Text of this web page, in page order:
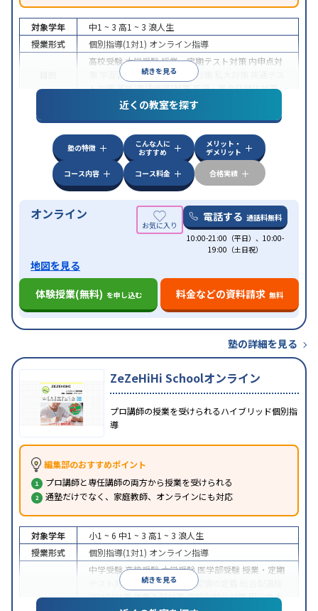
続きを見る
対象学年 中1 ~ 3 高1 ~ 3 浪人生
授業形式
個別指導(1対1) オンライン指導
高校受験大学受験授業・定期テスト対策 内申点対
学習習慣の定着国公立大対策
ト対策英検(英語検定)対策英語・英会話特化対策
特徴
中高一貫校生に対応授業の振替可能
学習にPC・タブレットを利用オンライン対応1
科目から受講可能
近くの教室を探す
塾の特徴
こんな人に
おすすめ
メリット・
デメリット
コース内容
コース料金 合格実績
オンライン 電話する 通話料無料
10:00-21:00（平日）、10:00-
19:00（土日祝）
地図を見る
体験授業(無料) を申し込む 料金などの資料請求 無料
塾の詳細を見る
ZeZeHiHi Schoolオンライン
プロ講師の授業を受けられるハイブリッド個別指
導
編集部のおすすめポイント
プロ講師と専任講師の両方から授業を受けられる
通塾だけでなく、家庭教師、オンラインにも対応
続きを見る
対象学年 小1 ~ 6 中1 ~ 3 高1 ~ 3 浪人生
授業形式
個別指導(1対1) オンライン指導
中学受験高校受験大学受験 医学部受験 授業・定期
テスト対策
内申点対策 学習習慣の定着
(旧AO)対策推薦入試対策学校別特化対策国公立大